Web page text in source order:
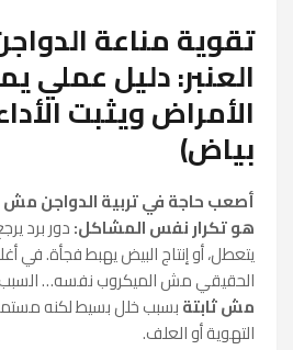
تقوية مناعة
العنبر: دليل عملي
الأمراض ويثبت
بياض)
أصعب حاجة في تربية الدواجن
هو تكرار نفس المشاكل:دور برد
يتعطل، أو إنتاج البيض يهبط فجأة. في
الحقيقي مش الميكروب نفسه…
مش ثابتةبسبب خلل بسيط لكنه
التهوية أو العلف.